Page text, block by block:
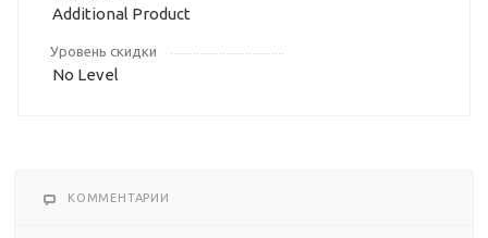
Additional Product
Уровень скидки
No Level
КОММЕНТАРИИ